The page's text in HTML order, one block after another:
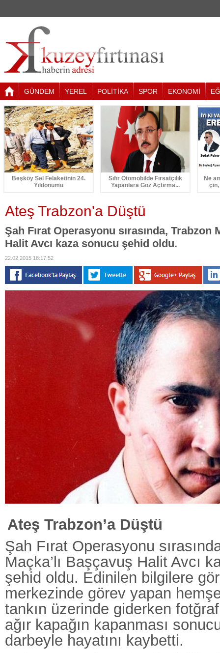
GÜNDEM YEREL POLİTİKA SPOR EKONOMİ
Beşköy Sel Felaketinin 24.
Yıldönümü
Sıfır Otomobilde Fırsatçılık
Yapanlara Göz Açtırma...
Ne
Ateş Trabzon'a Düştü
Şah Fırat Operasyonu sırasında, Trabzon
Halit Avcı kaza sonucu şehid oldu.
22.02.2015 18:17:52
Ateş Trabzon’a Düştü
Şah Fırat Operasyonu
Maçka’lı Başçavuş Halit Avcı
şehid oldu. Edinilen bilgilere
merkezinde görev yapan
tankın üzerinde giderken
ağır kapağın kapanması
darbeyle hayatını kaybetti.